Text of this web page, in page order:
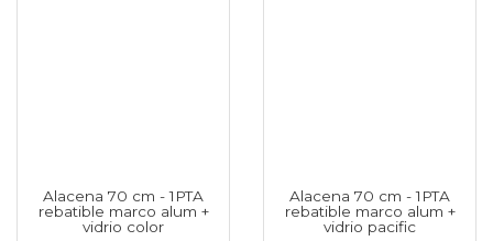
Alacena 70 cm - 1PTA
rebatible marco alum +
vidrio color
Alacena 70 cm - 1PTA
rebatible marco alum +
vidrio pacific